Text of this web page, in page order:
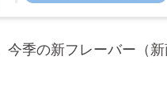
今季の新フレーバー（